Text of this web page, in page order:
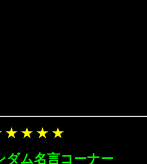
★ ★ ★ ★
ダム名言コーナー